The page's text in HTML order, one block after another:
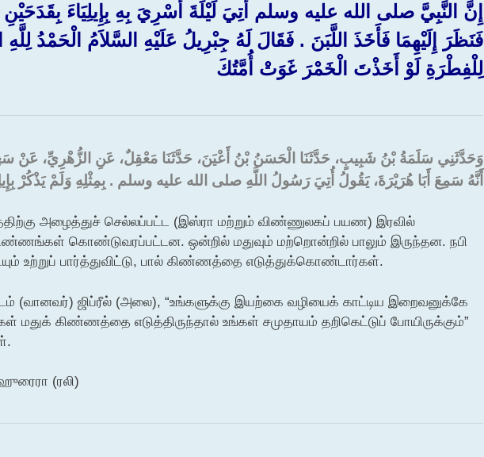
إِنَّ النَّبِيَّ صلى الله عليه وسلم أُتِيَ لَيْلَةَ أُسْرِيَ بِهِ بِإِيلِيَاءَ
فَنَظَرَ إِلَيْهِمَا فَأَخَذَ اللَّبَنَ ‏.‏ فَقَالَ لَهُ جِبْرِيلُ عَلَيْهِ السَّلاَمُ الْحَمْدُ
لِلْفِطْرَةِ لَوْ أَخَذْتَ الْخَمْرَ غَوَتْ أُمَّتُكَ ‏
وَحَدَّثَنِي سَلَمَةُ بْنُ شَبِيبٍ، حَدَّثَنَا الْحَسَنُ بْنُ أَعْيَنَ، حَدَّثَنَا مَعْقِلٌ، عَنِ الزُّهْرِيِّ، عَنْ
أَنَّهُ سَمِعَ أَبَا هُرَيْرَةَ، يَقُولُ أُتِيَ رَسُولُ اللَّهِ صلى الله عليه وسلم ‏.‏ بِمِثْلِهِ وَلَمْ يَذْكُرْ
அழைத்துச் செல்லப்பட்ட (இஸ்ரா மற்றும் விண்ணுலகப் பயண) இரவில்
கொண்டுவரப்பட்டன. ஒன்றில் மதுவும் மற்றொன்றில் பாலும் இருந்தன. நபி
உற்றுப் பார்த்துவிட்டு, பால் கிண்ணத்தை எடுத்துக்கொண்டார்கள்.
(வானவர்) ஜிப்ரீல் (அலை), “உங்களுக்கு இயற்கை வழியைக் காட்டிய இறைவனுக்கே
மதுக் கிண்ணத்தை எடுத்திருந்தால் உங்கள் சமுதாயம் தறிகெட்டுப் போயிருக்கும்”
(ரலி)